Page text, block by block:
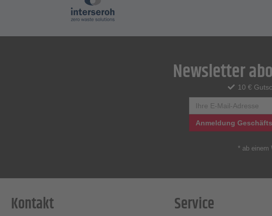
Newsletter
10 €
Anmeldung
* ab einem
Kontakt Service